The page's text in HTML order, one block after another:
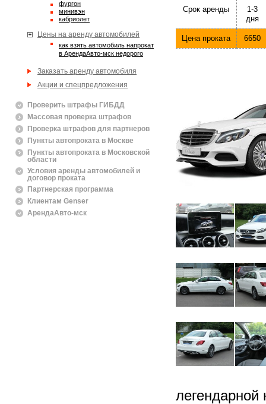
фургон
минивэн
кабриолет
Цены на аренду автомобилей
Как взять автомобиль напрокат
в АрендаАвто-мск недорого
Заказать аренду автомобиля
Акции и спецпредложения
Проверить штрафы ГИБДД
Массовая проверка штрафов
Проверка штрафов для партнеров
Пункты автопроката в Москве
Пункты автопроката в Московской
области
Условия аренды автомобилей и
договор проката
Партнерская программа
Клиентам Genser
АрендаАвто-мск
Срок аренды
1-3
дня
Цена проката 6650
легендарной